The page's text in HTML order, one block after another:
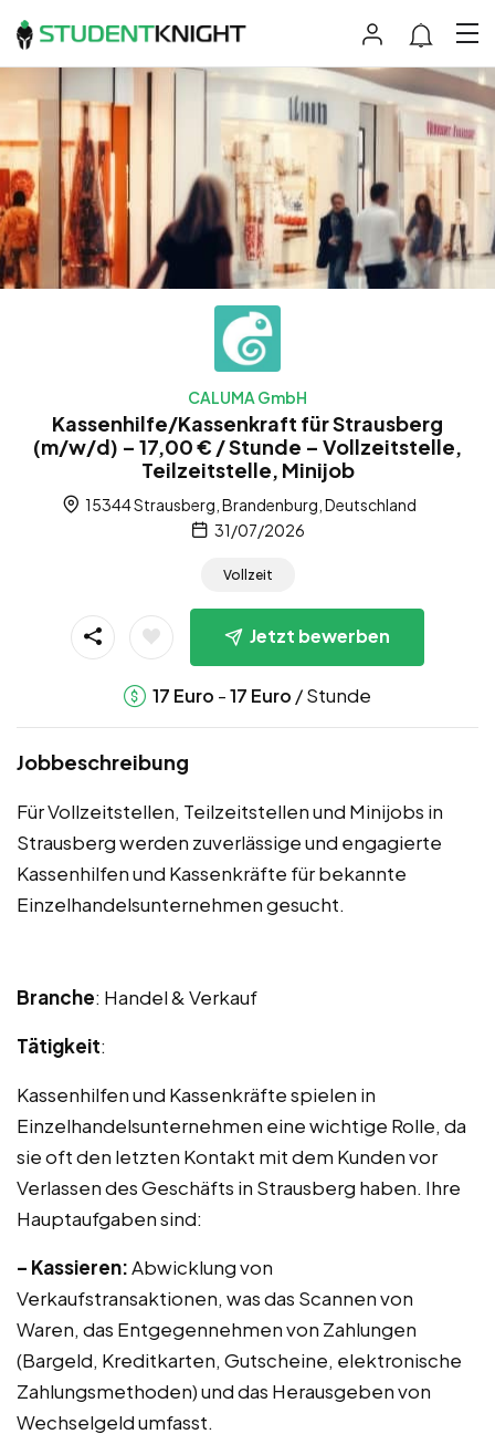
CALUMA GmbH
Kassenhilfe/Kassenkraft für Strausberg
(m/w/d) – 17,00 € / Stunde – Vollzeitstelle,
Teilzeitstelle, Minijob
15344 Strausberg, Brandenburg, Deutschland
31/07/2026
Vollzeit
Jetzt bewerben
17 Euro -17 Euro / Stunde
Jobbeschreibung
Für Vollzeitstellen, Teilzeitstellen und Minijobs in
Strausberg werden zuverlässige und engagierte
Kassenhilfen und Kassenkräfte für bekannte
Einzelhandelsunternehmen gesucht.
Branche: Handel & Verkauf
Tätigkeit:
Kassenhilfen und Kassenkräfte spielen in
Einzelhandelsunternehmen eine wichtige Rolle, da
sie oft den letzten Kontakt mit dem Kunden vor
Verlassen des Geschäfts in Strausberg haben. Ihre
Hauptaufgaben sind:
– Kassieren:Abwicklung von
Verkaufstransaktionen, was das Scannen von
Waren, das Entgegennehmen von Zahlungen
(Bargeld, Kreditkarten, Gutscheine, elektronische
Zahlungsmethoden) und das Herausgeben von
Wechselgeld umfasst.